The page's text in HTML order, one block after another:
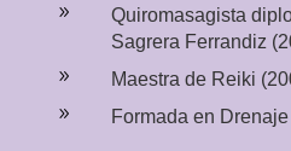
9
Quiromasagista
Sagrera Ferrandiz
9 Maestra de Reiki
9 Formada en